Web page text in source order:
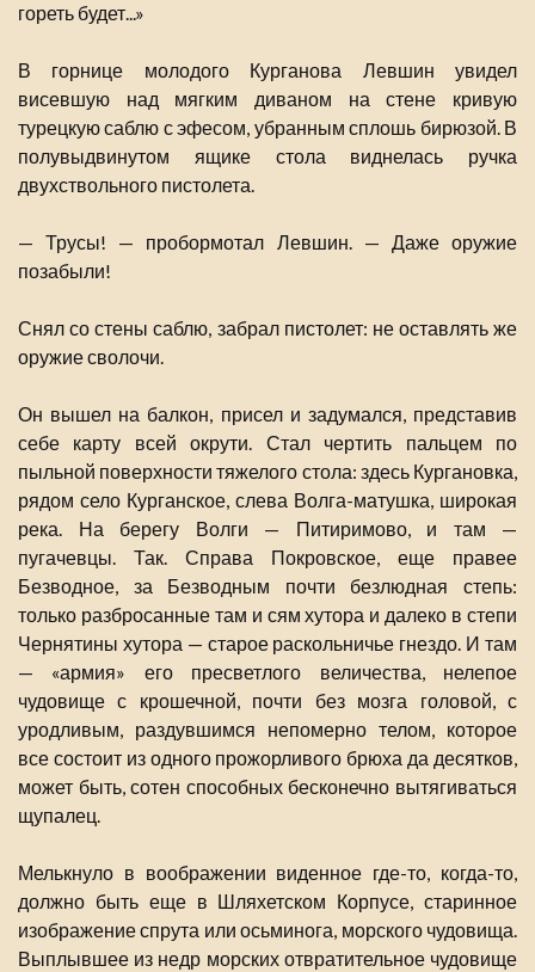
гореть будет...»
В горнице молодого Курганова Левшин увидел
висевшую над мягким диваном на стене кривую
турецкую саблю с эфесом, убранным сплошь бирюзой. В
полувыдвинутом ящике стола виднелась ручка
двухствольного пистолета.
— Трусы! — пробормотал Левшин. — Даже оружие
позабыли!
Снял со стены саблю, забрал пистолет: не оставлять же
оружие сволочи.
Он вышел на балкон, присел и задумался, представив
себе карту всей окрути. Стал чертить пальцем по
пыльной поверхности тяжелого стола: здесь Кургановка,
рядом село Курганское, слева Волга-матушка, широкая
река. На берегу Волги — Питиримово, и там —
пугачевцы. Так. Справа Покровское, еще правее
Безводное, за Безводным почти безлюдная степь:
только разбросанные там и сям хутора и далеко в степи
Чернятины хутора — старое раскольничье гнездо. И там
— «армия» его пресветлого величества, нелепое
чудовище с крошечной, почти без мозга головой, с
уродливым, раздувшимся непомерно телом, которое
все состоит из одного прожорливого брюха да десятков,
может быть, сотен способных бесконечно вытягиваться
щупалец.
Мелькнуло в воображении виденное где-то, когда-то,
должно быть еще в Шляхетском Корпусе, старинное
изображение спрута или осьминога, морского чудовища.
Выплывшее из недр морских отвратительное чудовище